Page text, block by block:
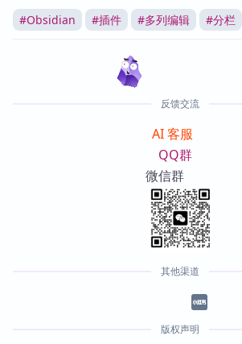
#Obsidian #插件 #多列编辑 #分栏
反馈交流
AI 客服
QQ群
微信群
其他渠道
版权声明